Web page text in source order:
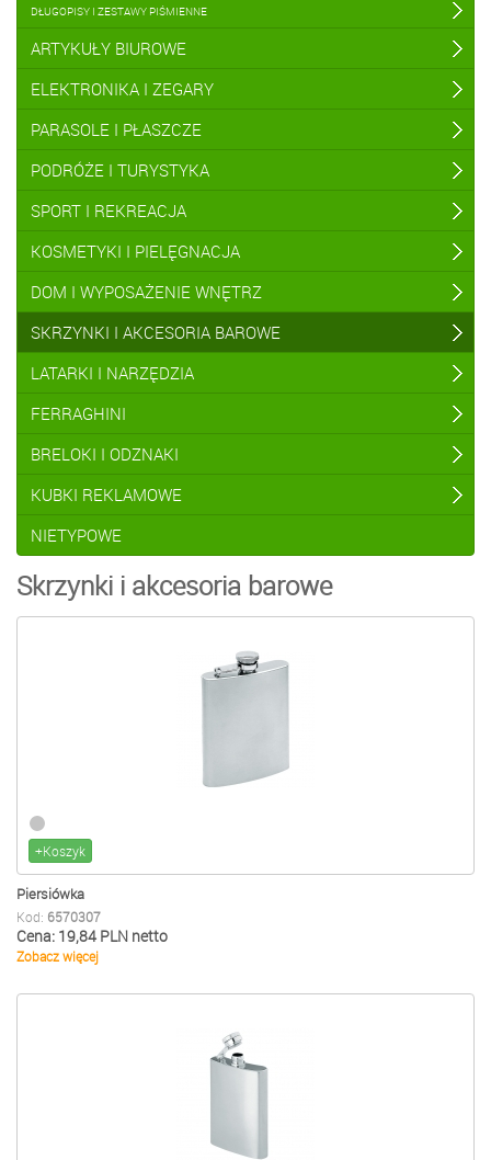
DŁUGOPISY I ZESTAWY PIŚMIENNE
ARTYKUŁY BIUROWE
ELEKTRONIKA I ZEGARY
PARASOLE I PŁASZCZE
PODRÓŻE I TURYSTYKA
SPORT I REKREACJA
KOSMETYKI I PIELĘGNACJA
DOM I WYPOSAŻENIE WNĘTRZ
SKRZYNKI I AKCESORIA BAROWE
LATARKI I NARZĘDZIA
FERRAGHINI
BRELOKI I ODZNAKI
KUBKI REKLAMOWE
NIETYPOWE
Skrzynki i akcesoria barowe
+Koszyk
Piersiówka
Kod: 6570307
Cena: 19,84 PLN netto
Zobacz więcej